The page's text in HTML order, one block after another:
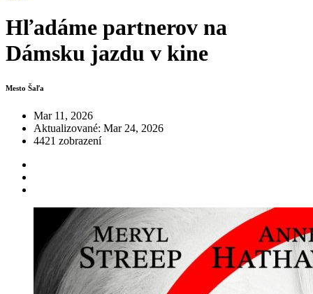
Hľadáme partnerov na
Dámsku jazdu v kine
Mesto Šaľa
Mar 11, 2026
Aktualizované: Mar 24, 2026
4421 zobrazení